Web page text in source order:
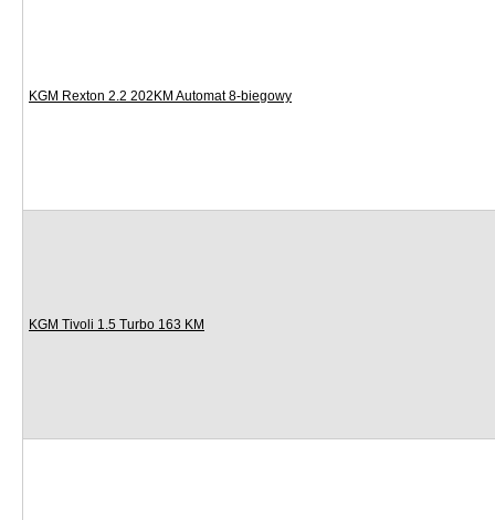
KGM Rexton 2.2 202KM Automat 8-biegowy
KGM Tivoli 1.5 Turbo 163 KM